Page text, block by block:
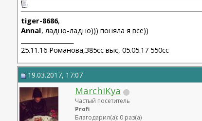
tiger-8686,
AnnaI, ладно-ладно))) поняла я все))
25.11.16 Романова,385сс выс, 05.05.17 550сс
19.03.2017, 17:07
MarchiKya
Частый посетитель
Profi
Благодарил(а): 0 раз(а)